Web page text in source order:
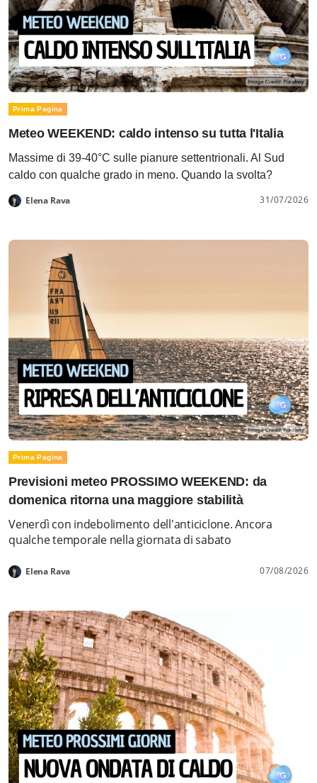
Prima Pagina
Meteo WEEKEND: caldo intenso su tutta l'Italia
Massime di 39-40°C sulle pianure settentrionali. Al Sud
caldo con qualche grado in meno. Quando la svolta?
Elena Rava 31/07/2026
Prima Pagina
Previsioni meteo PROSSIMO WEEKEND: da
domenica ritorna una maggiore stabilità
Venerdì con indebolimento dell'anticiclone. Ancora
qualche temporale nella giornata di sabato
Elena Rava 07/08/2026